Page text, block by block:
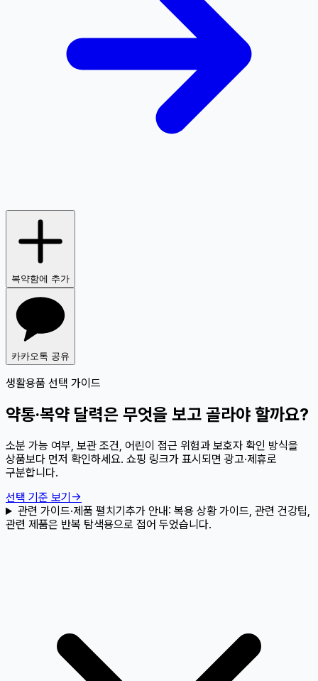
복약함에 추가
카카오톡 공유
생활용품 선택 가이드
약통·복약 달력은 무엇을 보고 골라야 할까요?
소분 가능 여부, 보관 조건, 어린이 접근 위험과 보호자 확인 방식을
상품보다 먼저 확인하세요. 쇼핑 링크가 표시되면 광고·제휴로
구분합니다.
선택 기준 보기 →
관련 가이드·제품 펼치기추가 안내: 복용 상황 가이드, 관련 건강팁,
관련 제품은 반복 탐색용으로 접어 두었습니다.